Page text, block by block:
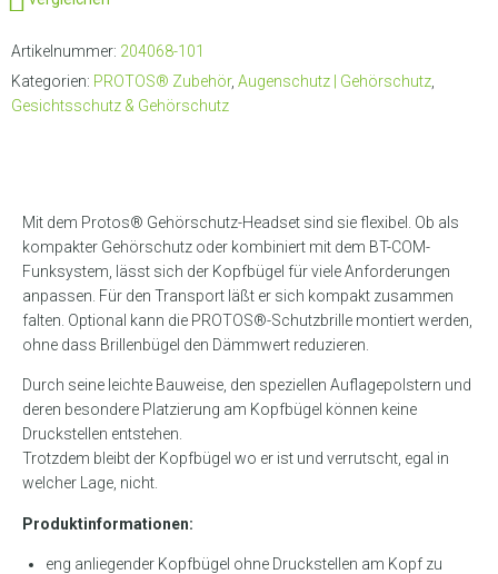
Artikelnummer: 204068-101
Kategorien: PROTOS® Zubehör, Augenschutz | Gehörschutz
Gesichtsschutz & Gehörschutz
Mit dem Protos® Gehörschutz-Headset sind sie flexibel. Ob als
kompakter Gehörschutz oder kombiniert mit dem BT-COM-
Funksystem, lässt sich der Kopfbügel für viele Anforderungen
anpassen. Für den Transport läßt er sich kompakt zusammen
falten. Optional kann die PROTOS®-Schutzbrille montiert werden,
ohne dass Brillenbügel den Dämmwert reduzieren.
Durch seine leichte Bauweise, den speziellen Auflagepolstern und
deren besondere Platzierung am Kopfbügel können keine
Druckstellen entstehen.
Trotzdem bleibt der Kopfbügel wo er ist und verrutscht, egal in
welcher Lage, nicht.
Produktinformationen:
eng anliegender Kopfbügel ohne Druckstellen am Kopf zu